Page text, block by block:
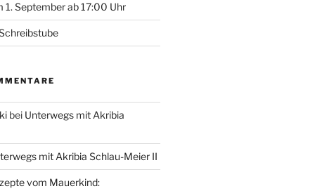
1. September ab 17:00 Uhr
bei Unterwegs mit Akribia
mit Akribia Schlau-Meier II
vom Mauerkind: